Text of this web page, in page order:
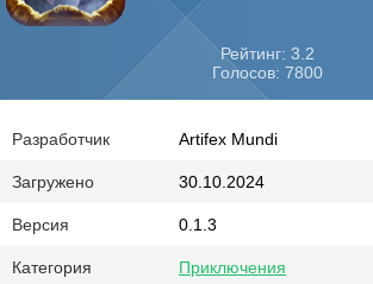
Рейтинг: 3.2
Голосов: 7800
Разработчик Artifex Mundi
Загружено 30.10.2024
Версия 0.1.3
Категория Приключения